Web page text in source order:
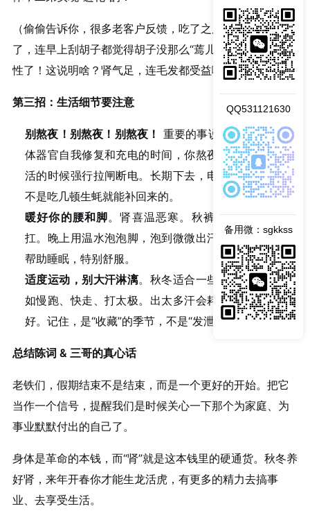
（偷偷告诉你，很多老客户反馈，吃了之后不仅精神头足
了，连早上刮胡子都觉得胡子没那么“蔫儿”了，变得更有韧
性了！这说明啥？肾气足，连毛发都受益啊！）
第三招：生活细节要注意
别熬夜！别熬夜！别熬夜！ 重要的事说三遍。晚上是身
体器官自我修复和充电的时间，你熬夜就等于在它们干
活的时候强行拉闸断电。长期下去，电池亏空严重，可
不是吃几顿生蚝就能补回来的。
暖好你的腰和脚。肾喜温恶寒。秋裤该穿就穿，别硬
扛。晚上用温水泡泡脚，泡到微微出汗，能引火归元，
帮助睡眠，特别舒服。
适度运动，别大汗淋漓。秋冬适合一些缓和的运动，比
如慢跑、快走、打太极。出太多汗会耗伤阳气，反而不
好。记住，是“收藏”的季节，不是“发泄”的季节。
总结陈词 & 三哥的真心话
老铁们，假期结束不是结束，而是一个更好的开始。把它
当作一个信号，提醒我们是时候关心一下那个为家庭、为
事业默默付出的自己了。
身体是革命的本钱，而“肾”就是这本钱里的硬通货。秋冬养
好肾，来年开春你才能生龙活虎，有更多的精力去搞事
业、去享受生活。
QQ531121630
备用微：sgkkss